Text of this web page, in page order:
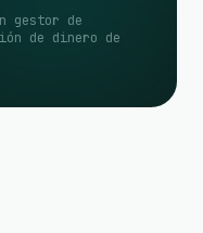
gestor de
de dinero de